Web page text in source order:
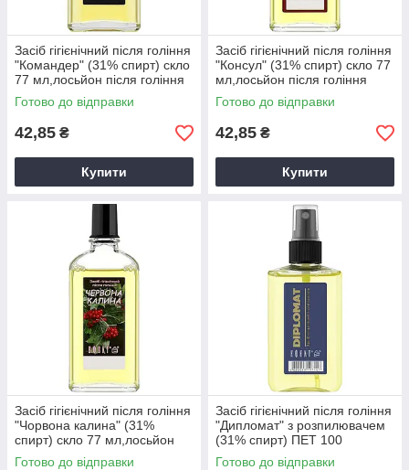
Засіб гігієнічний після гоління
"Командер" (31% спирт) скло
77 мл,лосьйон після гоління
Готово до відправки
42,85 ₴
Купити
Засіб гігієнічний після гоління
"Консул" (31% спирт) скло 77
мл,лосьйон після гоління
Готово до відправки
42,85 ₴
Купити
Засіб гігієнічний після гоління
"Чорвона калина" (31%
спирт) скло 77 мл,лосьйон
після гоління
Готово до відправки
Засіб гігієнічний після гоління
"Дипломат" з розпилювачем
(31% спирт) ПЕТ 100
мл,лосьйон після гоління
Готово до відправки